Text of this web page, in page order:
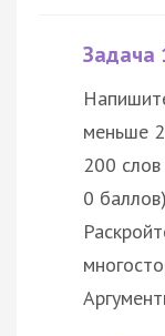
Задача
меньше
200 слов
0